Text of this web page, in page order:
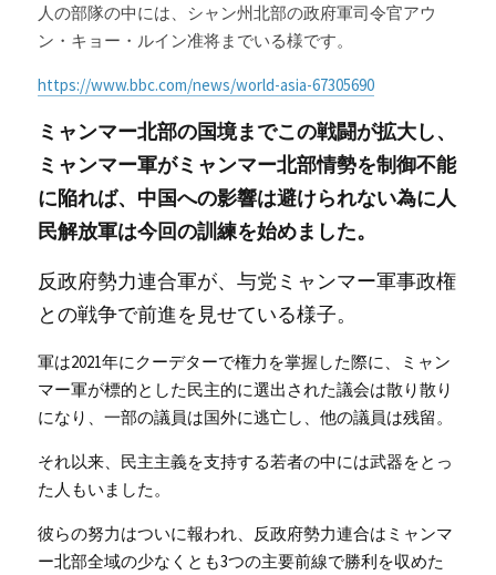
人の部隊の中には、シャン州北部の政府軍司令官アウ
ン・キョー・ルイン准将までいる様です。
https://www.bbc.com/news/world-asia-67305690
ミャンマー北部の国境までこの戦闘が拡大し、
ミャンマー軍がミャンマー北部情勢を制御不能
に陥れば、中国への影響は避けられない為に人
民解放軍は今回の訓練を始めました。
反政府勢力連合軍が、与党ミャンマー軍事政権
との戦争で前進を見せている様子。
軍は2021年にクーデターで権力を掌握した際に、ミャン
マー軍が標的とした民主的に選出された議会は散り散り
になり、一部の議員は国外に逃亡し、他の議員は残留。
それ以来、民主主義を支持する若者の中には武器をとっ
た人もいました。
彼らの努力はついに報われ、反政府勢力連合はミャンマ
ー北部全域の少なくとも3つの主要前線で勝利を収めた